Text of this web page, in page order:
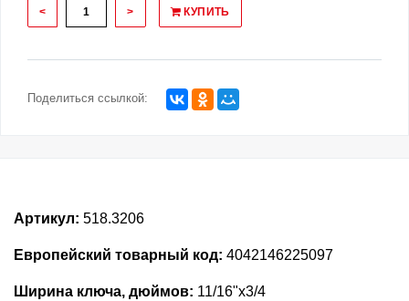
< > КУПИТЬ
Поделиться ссылкой:
Артикул: 518.3206
Европейский товарный код: 4042146225097
Ширина ключа, дюймов: 11/16"x3/4